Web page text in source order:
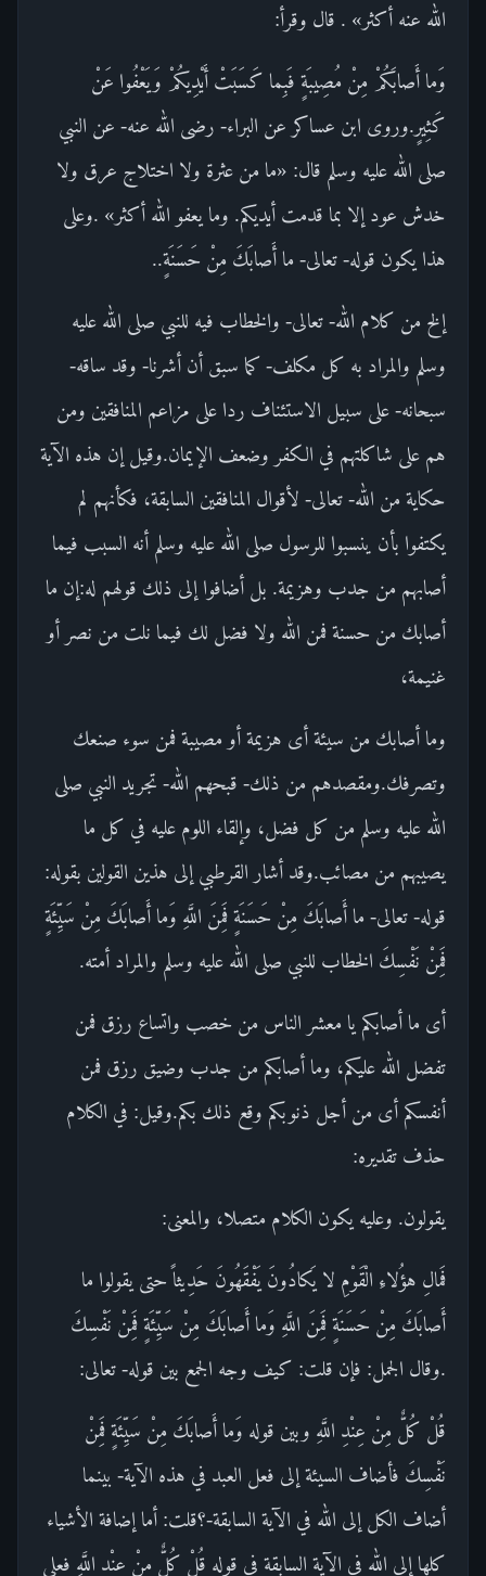
الله عنه أكثر» . قال وقرأ:
وَما أَصابَكُمْ مِنْ مُصِيبَةٍ فَبِما كَسَبَتْ أَيْدِيكُمْ وَيَعْفُوا عَنْ
كَثِيرٍ.وروى ابن عساكر عن البراء- رضى الله عنه- عن النبي
صلى الله عليه وسلم قال: «ما من عثرة ولا اختلاج عرق ولا
خدش عود إلا بما قدمت أيديكم. وما يعفو الله أكثر» .وعلى
هذا يكون قوله- تعالى- ما أَصابَكَ مِنْ حَسَنَةٍ..
إلخ من كلام الله- تعالى- والخطاب فيه للنبي صلى الله عليه
وسلم والمراد به كل مكلف- كما سبق أن أشرنا- وقد ساقه-
سبحانه- على سبيل الاستئناف ردا على مزاعم المنافقين ومن
هم على شاكلتهم في الكفر وضعف الإيمان.وقيل إن هذه الآية
حكاية من الله- تعالى- لأقوال المنافقين السابقة، فكأنهم لم
يكتفوا بأن ينسبوا للرسول صلى الله عليه وسلم أنه السبب فيما
أصابهم من جدب وهزيمة. بل أضافوا إلى ذلك قولهم له:إن ما
أصابك من حسنة فمن الله ولا فضل لك فيما نلت من نصر أو
غنيمة،
وما أصابك من سيئة أى هزيمة أو مصيبة فمن سوء صنعك
وتصرفك.ومقصدهم من ذلك- قبحهم الله- تجريد النبي صلى
الله عليه وسلم من كل فضل، وإلقاء اللوم عليه في كل ما
يصيبهم من مصائب.وقد أشار القرطبي إلى هذين القولين بقوله:
قوله- تعالى- ما أَصابَكَ مِنْ حَسَنَةٍ فَمِنَ اللَّهِ وَما أَصابَكَ مِنْ سَيِّئَةٍ
فَمِنْ نَفْسِكَ الخطاب للنبي صلى الله عليه وسلم والمراد أمته.
أى ما أصابكم يا معشر الناس من خصب واتساع رزق فمن
تفضل الله عليكم، وما أصابكم من جدب وضيق رزق فمن
أنفسكم أى من أجل ذنوبكم وقع ذلك بكم.وقيل: في الكلام
حذف تقديره:
يقولون. وعليه يكون الكلام متصلا، والمعنى:
فَمالِ هؤُلاءِ الْقَوْمِ لا يَكادُونَ يَفْقَهُونَ حَدِيثاً حتى يقولوا ما
أَصابَكَ مِنْ حَسَنَةٍ فَمِنَ اللَّهِ وَما أَصابَكَ مِنْ سَيِّئَةٍ فَمِنْ نَفْسِكَ
.وقال الجمل: فإن قلت: كيف وجه الجمع بين قوله- تعالى:
قُلْ كُلٌّ مِنْ عِنْدِ اللَّهِ وبين قوله وَما أَصابَكَ مِنْ سَيِّئَةٍ فَمِنْ
نَفْسِكَ فأضاف السيئة إلى فعل العبد في هذه الآية- بينما
أضاف الكل إلى الله في الآية السابقة-؟قلت: أما إضافة الأشياء
كلها إلى الله في الآية السابقة في قوله قُلْ كُلٌّ مِنْ عِنْدِ اللَّهِ فعلى